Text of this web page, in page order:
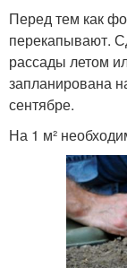
Перед тем как
перекапывают.
рассады летом
запланирована
сентябре.
На 1 м²